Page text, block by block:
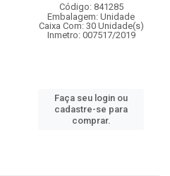
Código: 841285
Embalagem: Unidade
Caixa Com: 30 Unidade(s)
Inmetro: 007517/2019
Faça seu login ou
cadastre-se para
comprar.